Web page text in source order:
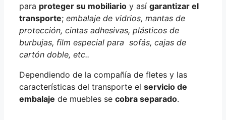
para proteger su mobiliario y así garantizar el
transporte; embalaje de vidrios, mantas de
protección, cintas adhesivas, plásticos de
burbujas, film especial para sofás, cajas de
cartón doble, etc..
Dependiendo de la compañía de fletes y las
características del transporte el servicio de
embalaje de muebles se cobra separado.